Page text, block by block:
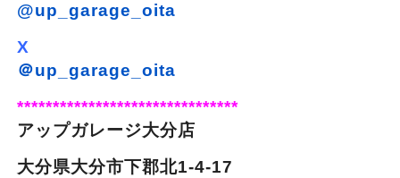
@up_garage_oita
X
＠up_garage_oita
*******************************
アップガレージ大分店
大分県大分市下郡北1-4-17